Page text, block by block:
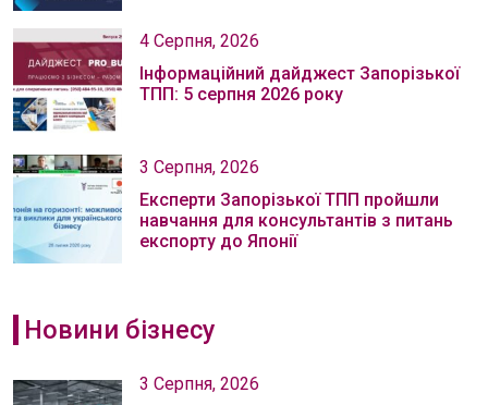
4 Серпня, 2026
Інформаційний дайджест Запорізької
ТПП: 5 серпня 2026 року
3 Серпня, 2026
Експерти Запорізької ТПП пройшли
навчання для консультантів з питань
експорту до Японії
Новини бізнесу
3 Серпня, 2026